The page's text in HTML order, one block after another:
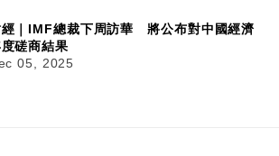
經｜IMF總裁下周訪華 將公布對中國經濟
磋商結果
05, 2025